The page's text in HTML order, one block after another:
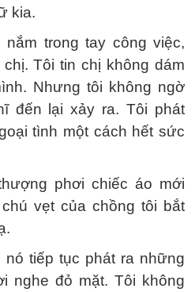
kia.
trong tay công việc,
Tôi tin chị không dám
Nhưng tôi không ngờ
đến lại xảy ra. Tôi phát
tình một cách hết sức
phơi chiếc áo mới
vẹt của chồng tôi bắt
tiếp tục phát ra những
nghe đỏ mặt. Tôi không